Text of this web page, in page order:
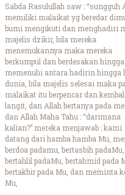
Sabda Rasulullah saw : “sungguh
memiliki malaikat yg beredar
bumi mengikuti dan menghadiri
majelis dzikir, bila mereka
menemukannya maka mereka
berkumpul dan berdesakan hingga
memenuhi antara hadirin hingga
dunia, bila majelis selesai maka
malaikat itu berpencar dan
langit, dan Allah bertanya pada
dan Allah Maha Tahu : “darimana
kalian?” mereka menjawab : kami
datang dari hamba hamba Mu,
berdoa padamu, bertasbih padaMu,
bertahlil padaMu, bertahmid pada
bertakbir pada Mu, dan meminta
Mu,